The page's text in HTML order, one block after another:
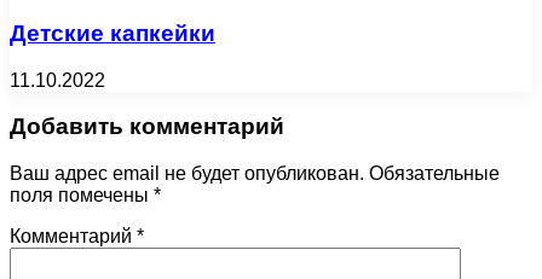
Детские капкейки
11.10.2022
Добавить комментарий
Ваш адрес email не будет опубликован. Обязательные
поля помечены *
Комментарий *